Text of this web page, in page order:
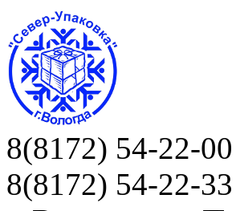
8(8172) 54-22-00
8(8172) 54-22-33